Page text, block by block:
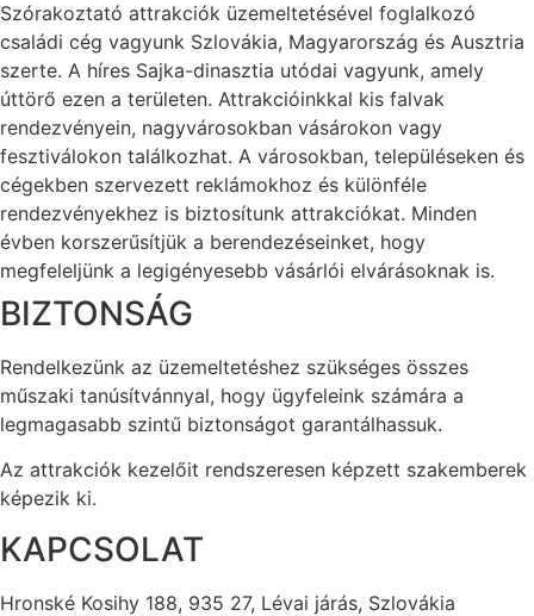
Szórakoztató attrakciók üzemeltetésével foglalkozó
családi cég vagyunk Szlovákia, Magyarország és Ausztria
szerte. A híres Sajka-dinasztia utódai vagyunk, amely
úttörő ezen a területen. Attrakcióinkkal kis falvak
rendezvényein, nagyvárosokban vásárokon vagy
fesztiválokon találkozhat. A városokban, településeken és
cégekben szervezett reklámokhoz és különféle
rendezvényekhez is biztosítunk attrakciókat. Minden
évben korszerűsítjük a berendezéseinket, hogy
megfeleljünk a legigényesebb vásárlói elvárásoknak is.
BIZTONSÁG
Rendelkezünk az üzemeltetéshez szükséges összes
műszaki tanúsítvánnyal, hogy ügyfeleink számára a
legmagasabb szintű biztonságot garantálhassuk.
Az attrakciók kezelőit rendszeresen képzett szakemberek
képezik ki.
KAPCSOLAT
Hronské Kosihy 188, 935 27, Lévai járás, Szlovákia